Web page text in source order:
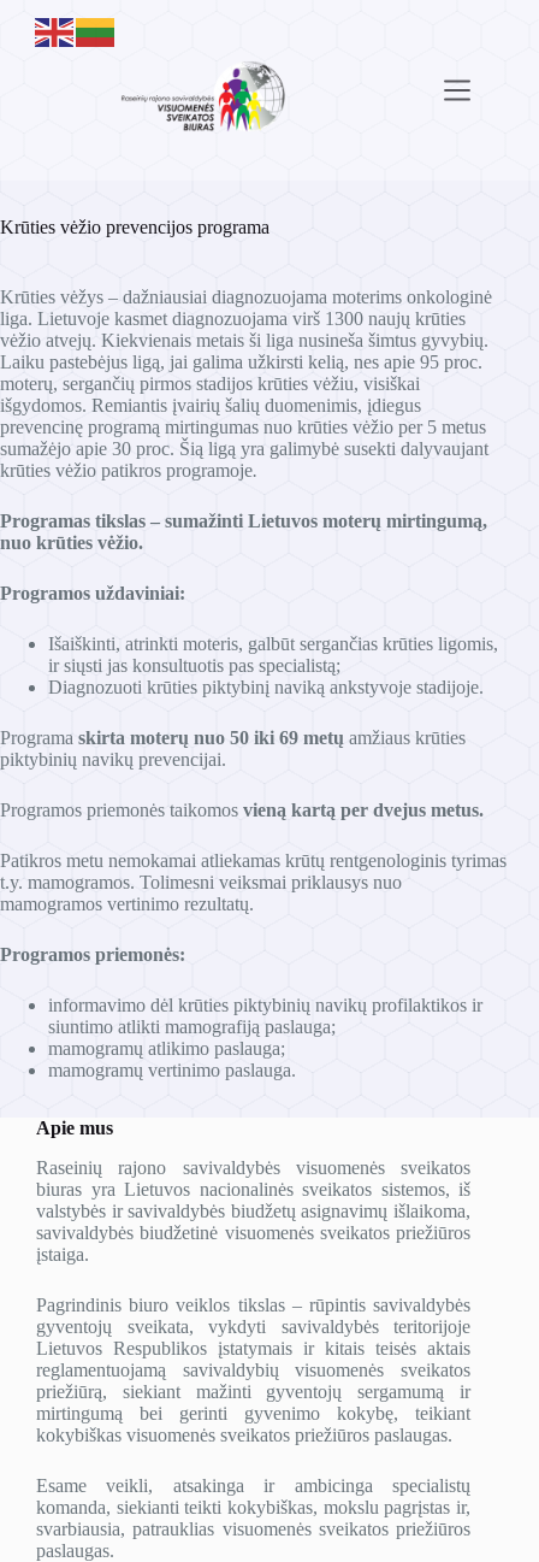
content
Krūties vėžio prevencijos programa
Krūties vėžys – dažniausiai diagnozuojama moterims onkologinė
liga. Lietuvoje kasmet diagnozuojama virš 1300 naujų krūties
vėžio atvejų. Kiekvienais metais ši liga nusineša šimtus gyvybių.
Laiku pastebėjus ligą, jai galima užkirsti kelią, nes apie 95 proc.
moterų, sergančių pirmos stadijos krūties vėžiu, visiškai
išgydomos. Remiantis įvairių šalių duomenimis, įdiegus
prevencinę programą mirtingumas nuo krūties vėžio per 5 metus
sumažėjo apie 30 proc. Šią ligą yra galimybė susekti dalyvaujant
krūties vėžio patikros programoje.
Programas tikslas – sumažinti Lietuvos moterų mirtingumą,
nuo krūties vėžio.
Programos uždaviniai:
Išaiškinti, atrinkti moteris, galbūt sergančias krūties ligomis,
ir siųsti jas konsultuotis pas specialistą;
Diagnozuoti krūties piktybinį naviką ankstyvoje stadijoje.
Programa skirta moterų nuo 50 iki 69 metų amžiaus krūties
piktybinių navikų prevencijai.
Programos priemonės taikomos vieną kartą per dvejus metus.
Patikros metu nemokamai atliekamas krūtų rentgenologinis tyrimas
t.y. mamogramos. Tolimesni veiksmai priklausys nuo
mamogramos vertinimo rezultatų.
Programos priemonės:
informavimo dėl krūties piktybinių navikų profilaktikos ir
siuntimo atlikti mamografiją paslauga;
mamogramų atlikimo paslauga;
mamogramų vertinimo paslauga.
Apie mus
Raseinių rajono savivaldybės visuomenės sveikatos
biuras yra Lietuvos nacionalinės sveikatos sistemos, iš
valstybės ir savivaldybės biudžetų asignavimų išlaikoma,
savivaldybės biudžetinė visuomenės sveikatos priežiūros
įstaiga.
Pagrindinis biuro veiklos tikslas – rūpintis savivaldybės
gyventojų sveikata, vykdyti savivaldybės teritorijoje
Lietuvos Respublikos įstatymais ir kitais teisės aktais
reglamentuojamą savivaldybių visuomenės sveikatos
priežiūrą, siekiant mažinti gyventojų sergamumą ir
mirtingumą bei gerinti gyvenimo kokybę, teikiant
kokybiškas visuomenės sveikatos priežiūros paslaugas.
Esame veikli, atsakinga ir ambicinga specialistų
komanda, siekianti teikti kokybiškas, mokslu pagrįstas ir,
svarbiausia, patrauklias visuomenės sveikatos priežiūros
paslaugas.